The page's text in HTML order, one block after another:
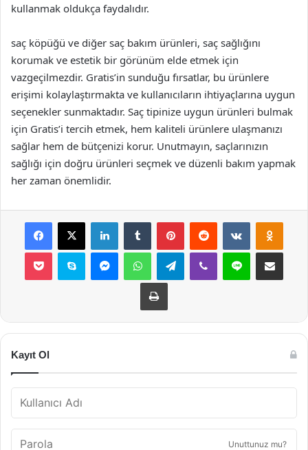
kullanmak oldukça faydalıdır.
saç köpüğü ve diğer saç bakım ürünleri, saç sağlığını
korumak ve estetik bir görünüm elde etmek için
vazgeçilmezdir. Gratis’in sunduğu fırsatlar, bu ürünlere
erişimi kolaylaştırmakta ve kullanıcıların ihtiyaçlarına uygun
seçenekler sunmaktadır. Saç tipinize uygun ürünleri bulmak
için Gratis’i tercih etmek, hem kaliteli ürünlere ulaşmanızı
sağlar hem de bütçenizi korur. Unutmayın, saçlarınızın
sağlığı için doğru ürünleri seçmek ve düzenli bakım yapmak
her zaman önemlidir.
Facebook
X LinkedInTumblr PinterestReddit VKontakte
Pocket Skype MessengerWhatsAppTelegramViber Line E-Posta ile
Yazdır
Kayıt Ol
Unuttunuz mu?